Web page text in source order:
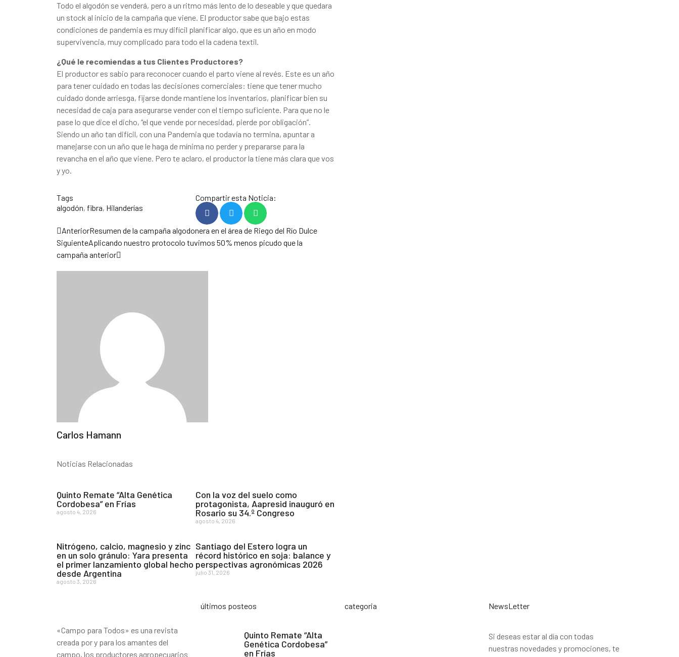
Todo el algodón se venderá, pero a un ritmo más lento de lo deseable y que quedara
un stock al inicio de la campaña que viene. El productor sabe que bajo estas
condiciones de pandemia es muy difícil planificar algo, que es un año en modo
supervivencia, muy complicado para todo el la cadena textil.
¿Qué le recomiendas a tus Clientes Productores?
El productor es sabio para reconocer cuando el parto viene al revés. Este es un año
para tener cuidado en todas las decisiones comerciales: tiene que tener mucho
cuidado donde arriesga, fijarse donde mantiene los inventarios, planificar bien su
necesidad de caja para asegurarse vender con el tiempo suficiente. Para que no le
pase lo que dice el dicho, “el que vende por necesidad, pierde por obligación”.
Siendo un año tan difícil, con una Pandemia que todavía no termina, apuntar a
manejarse con un año que le haga de mínima no perder y prepararse para la
revancha en el año que viene. Pero te aclaro, el productor la tiene más clara que vos
y yo.
Tags
algodón, fibra, Hilanderías
Compartir esta Noticia:
AnteriorResumen de la campaña algodonera en el área de Riego del Río Dulce
SiguienteAplicando nuestro protocolo tuvimos 50% menos picudo que la
campaña anterior
Carlos Hamann
Noticias Relacionadas
Quinto Remate “Alta Genética
Cordobesa” en Frías
agosto 4, 2026
Con la voz del suelo como
protagonista, Aapresid inauguró en
Rosario su 34.º Congreso
agosto 4, 2026
Nitrógeno, calcio, magnesio y zinc
en un solo gránulo: Yara presenta
el primer lanzamiento global hecho
desde Argentina
agosto 3, 2026
Santiago del Estero logra un
récord histórico en soja: balance y
perspectivas agronómicas 2026
julio 31, 2026
«Campo para Todos» es una revista
creada por y para los amantes del
campo, los productores agropecuarios
últimos posteos
Quinto Remate “Alta
Genética Cordobesa”
en Frías
categoria NewsLetter
Si deseas estar al día con todas
nuestras novedades y promociones, te